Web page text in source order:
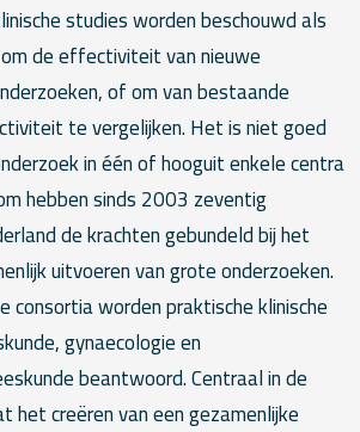
studies worden beschouwd als
de effectiviteit van nieuwe
of om van bestaande
te vergelijken. Het is niet goed
in één of hooguit enkele centra
hebben sinds 2003 zeventig
de krachten gebundeld bij het
uitvoeren van grote onderzoeken.
consortia worden praktische klinische
gynaecologie en
beantwoord. Centraal in de
het creëren van een gezamenlijke